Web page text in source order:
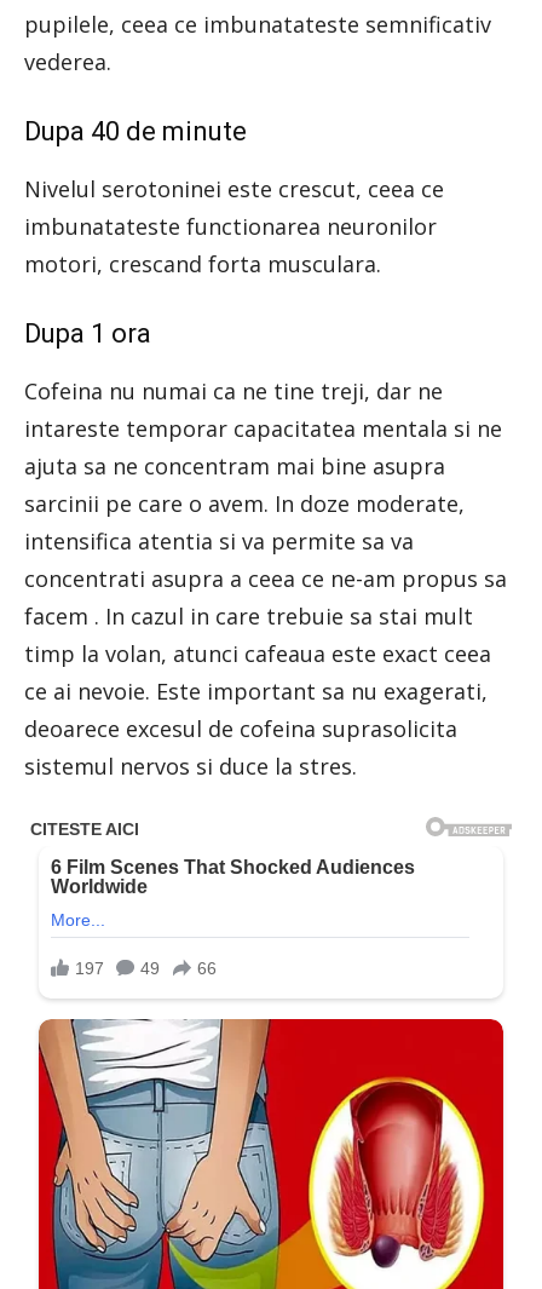
pupilele, ceea ce imbunatateste semnificativ
vederea.
Dupa 40 de minute
Nivelul serotoninei este crescut, ceea ce
imbunatateste functionarea neuronilor
motori, crescand forta musculara.
Dupa 1 ora
Cofeina nu numai ca ne tine treji, dar ne
intareste temporar capacitatea mentala si ne
ajuta sa ne concentram mai bine asupra
sarcinii pe care o avem. In doze moderate,
intensifica atentia si va permite sa va
concentrati asupra a ceea ce ne-am propus sa
facem . In cazul in care trebuie sa stai mult
timp la volan, atunci cafeaua este exact ceea
ce ai nevoie. Este important sa nu exagerati,
deoarece excesul de cofeina suprasolicita
sistemul nervos si duce la stres.